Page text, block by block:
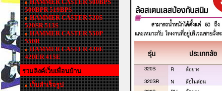
HAMMER CASTER 500BPS
500BPR 519BPS
HAMMER CASTER 520S
520SR 513S
HAMMER CASTER 550P
550R
HAMMER CASTER 420E
420ER 415E
รวมลิงค์เว็บเพื่อนบ้าน
เว็บสำเร็จรูป